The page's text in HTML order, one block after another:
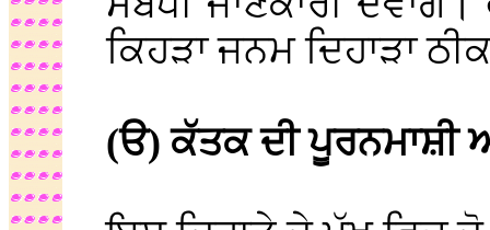
ਕਿਹੜਾ ਜਨਮ ਦਿਹਾੜਾ
(ੳ) ਕੱਤਕ ਦੀ ਪੂਰਨਮਾਸ਼ੀ